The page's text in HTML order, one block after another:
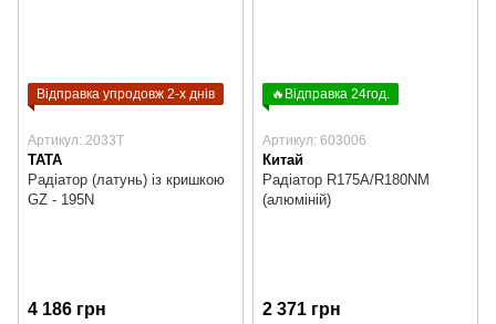
Відправка упродовж 2-х днів
Артикул: 2033T
TATA
Радіатор (латунь) із кришкою
GZ - 195N
4 186 грн
🔥Відправка 24год.
Артикул: 603006
Китай
Радіатор R175A/R180NM
(алюміній)
2 371 грн